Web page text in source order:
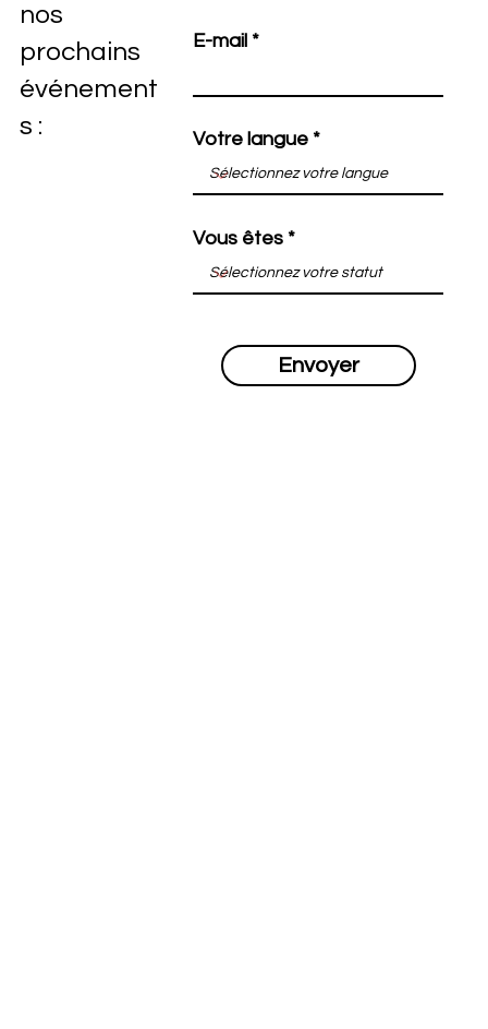
nos
prochains
événement
s :
Votre langue
E-mail
Vous êtes
Envoyer